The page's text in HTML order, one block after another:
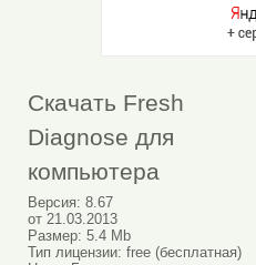
Скачать Fresh
Diagnose для
компьютера
Версия: 8.67
от 21.03.2013
Размер: 5.4 Mb
Тип лицензии: free (бесплатная)